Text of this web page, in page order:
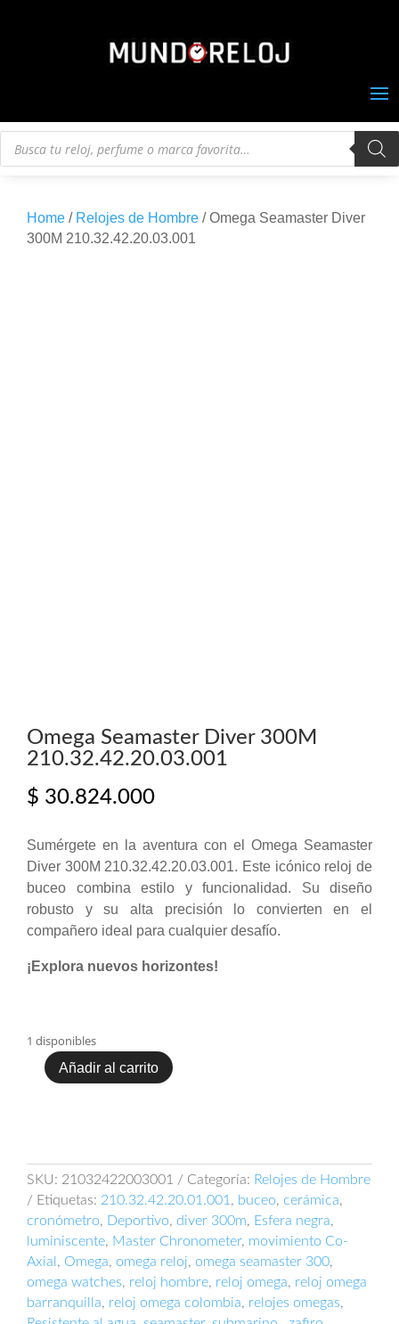
Búsqueda
Home / Relojes de Hombre / Omega Seamaster Diver
300M 210.32.42.20.03.001
Omega Seamaster Diver 300M
210.32.42.20.03.001
$ 30.824.000
Sumérgete en la aventura con el Omega Seamaster
Diver 300M 210.32.42.20.03.001. Este icónico reloj de
buceo combina estilo y funcionalidad. Su diseño
robusto y su alta precisión lo convierten en el
compañero ideal para cualquier desafío.
¡Explora nuevos horizontes!
1 disponibles
Omega
cantidad
Añadir al carrito
SKU: 21032422003001 Categoría: Relojes de Hombre
Etiquetas: 210.32.42.20.01.001, buceo, cerámica,
cronómetro, Deportivo, diver 300m, Esfera negra,
luminiscente, Master Chronometer, movimiento Co-
Axial , Omega, omega reloj, omega seamaster 300,
omega watches, reloj hombre, reloj omega, reloj omega
barranquilla, reloj omega colombia, relojes omegas,